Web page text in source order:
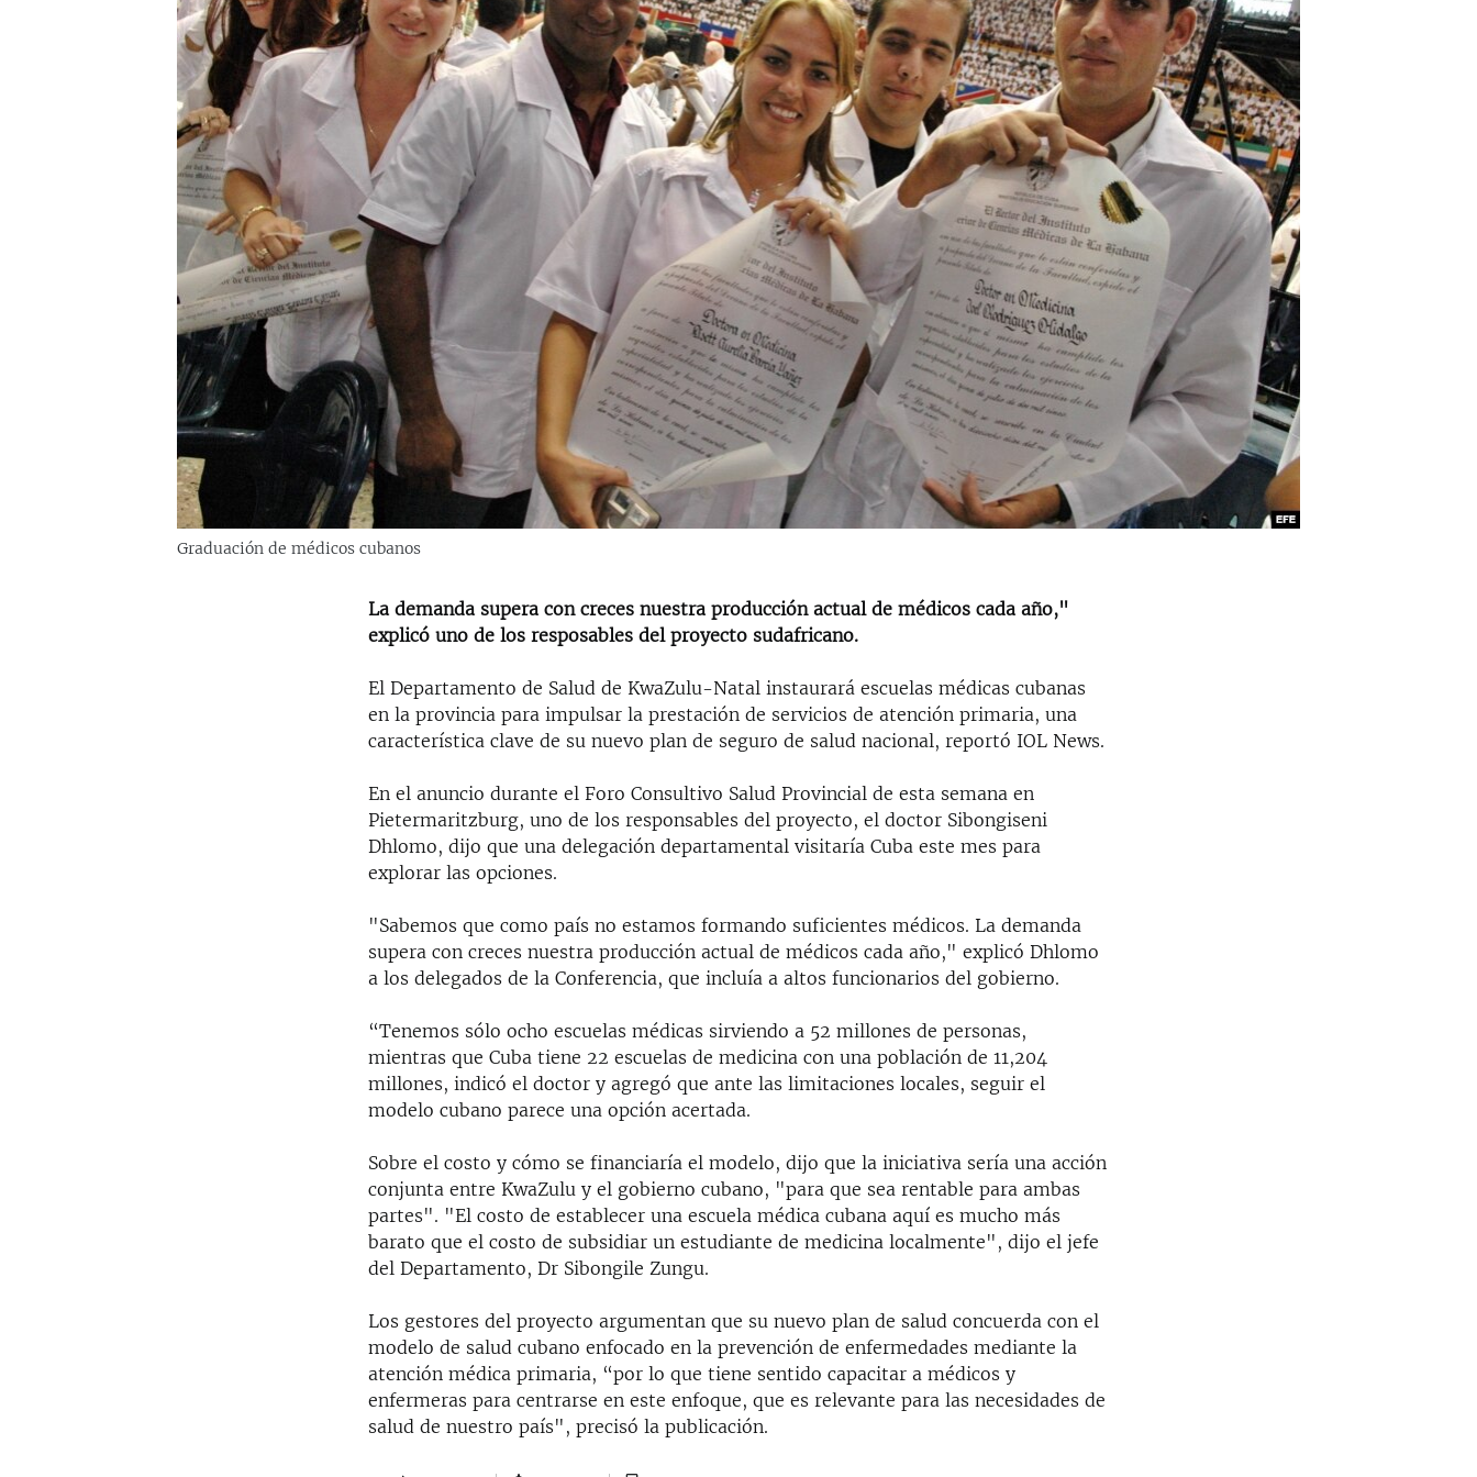
LA REALIDAD DE LA VIVIENDA EN
SER VIEJO EN CUBA
LOS SANTOS DE HIALEAH
DESINFORMACIÓN RUSA EN
LA INVASIÓN DE RUSIA A UCRANIA
Graduación de médicos cubanos
La demanda supera con creces nuestra producción actual de médicos cada año,"
explicó uno de los resposables del proyecto sudafricano.
El Departamento de Salud de KwaZulu-Natal instaurará escuelas médicas cubanas
en la provincia para impulsar la prestación de servicios de atención primaria, una
característica clave de su nuevo plan de seguro de salud nacional, reportó IOL News.
En el anuncio durante el Foro Consultivo Salud Provincial de esta semana en
Pietermaritzburg, uno de los responsables del proyecto, el doctor Sibongiseni
Dhlomo, dijo que una delegación departamental visitaría Cuba este mes para
explorar las opciones.
"Sabemos que como país no estamos formando suficientes médicos. La demanda
supera con creces nuestra producción actual de médicos cada año," explicó Dhlomo
a los delegados de la Conferencia, que incluía a altos funcionarios del gobierno.
“Tenemos sólo ocho escuelas médicas sirviendo a 52 millones de personas,
mientras que Cuba tiene 22 escuelas de medicina con una población de 11,204
millones, indicó el doctor y agregó que ante las limitaciones locales, seguir el
modelo cubano parece una opción acertada.
Sobre el costo y cómo se financiaría el modelo, dijo que la iniciativa sería una acción
conjunta entre KwaZulu y el gobierno cubano, "para que sea rentable para ambas
partes". "El costo de establecer una escuela médica cubana aquí es mucho más
barato que el costo de subsidiar un estudiante de medicina localmente", dijo el jefe
del Departamento, Dr Sibongile Zungu.
Los gestores del proyecto argumentan que su nuevo plan de salud concuerda con el
modelo de salud cubano enfocado en la prevención de enfermedades mediante la
atención médica primaria, “por lo que tiene sentido capacitar a médicos y
enfermeras para centrarse en este enfoque, que es relevante para las necesidades de
salud de nuestro país", precisó la publicación.